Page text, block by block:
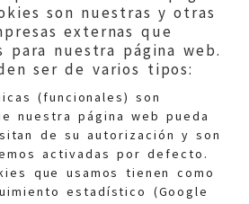
son nuestras y otras
externas que
para nuestra página web.
ser de varios tipos:
(funcionales) son
nuestra página web pueda
de su autorización y son
activadas por defecto.
que usamos tienen como
estadístico (Google
general: